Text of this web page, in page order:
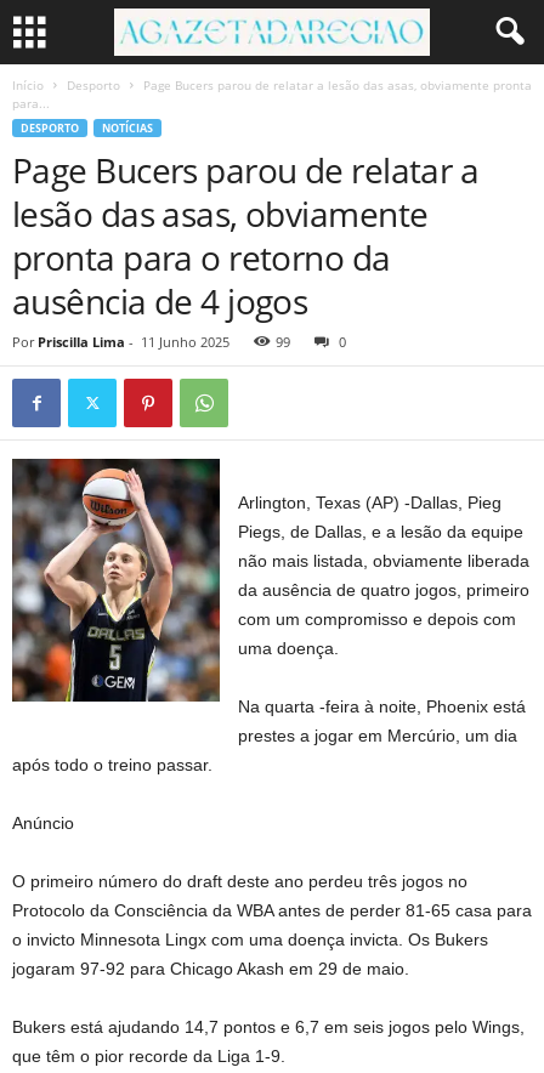
Início Desporto
Page Bucers parou de relatar a lesão das asas, obviamente pronta
para...
DESPORTO NOTÍCIAS
Page Bucers parou de relatar a
lesão das asas, obviamente
pronta para o retorno da
ausência de 4 jogos
Por Priscilla Lima - 11 Junho 2025 99 0
Arlington, Texas (AP) -Dallas, Pieg
Piegs, de Dallas, e a lesão da equipe
não mais listada, obviamente liberada
da ausência de quatro jogos, primeiro
com um compromisso e depois com
uma doença.
Na quarta -feira à noite, Phoenix está
prestes a jogar em Mercúrio, um dia
após todo o treino passar.
Anúncio
O primeiro número do draft deste ano perdeu três jogos no
Protocolo da Consciência da WBA antes de perder 81-65 casa para
o invicto Minnesota Lingx com uma doença invicta. Os Bukers
jogaram 97-92 para Chicago Akash em 29 de maio.
Bukers está ajudando 14,7 pontos e 6,7 em seis jogos pelo Wings,
que têm o pior recorde da Liga 1-9.